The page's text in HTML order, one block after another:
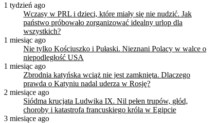
1 tydzień ago
Wczasy w PRL i dzieci, które miały się nie nudzić. Jak
państwo próbowało zorganizować idealny urlop dla
wszystkich?
1 miesiąc ago
Nie tylko Kościuszko i Pułaski. Nieznani Polacy w walce o
niepodległość USA
1 miesiąc ago
Zbrodnia katyńska wciąż nie jest zamknięta. Dlaczego
prawda o Katyniu nadal uderza w Rosję?
2 miesiące ago
Siódma krucjata Ludwika IX. Nil pełen trupów, głód,
choroby i katastrofa francuskiego króla w Egipcie
3 miesiące ago